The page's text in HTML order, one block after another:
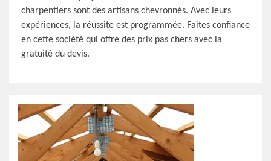
charpentiers sont des artisans chevronnés. Avec leurs
expériences, la réussite est programmée. Faites confiance
en cette société qui offre des prix pas chers avec la
gratuité du devis.